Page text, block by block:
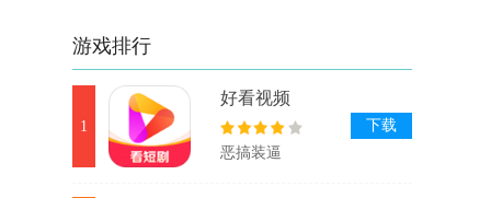
游戏排行
1
好看视频
恶搞装逼
下载